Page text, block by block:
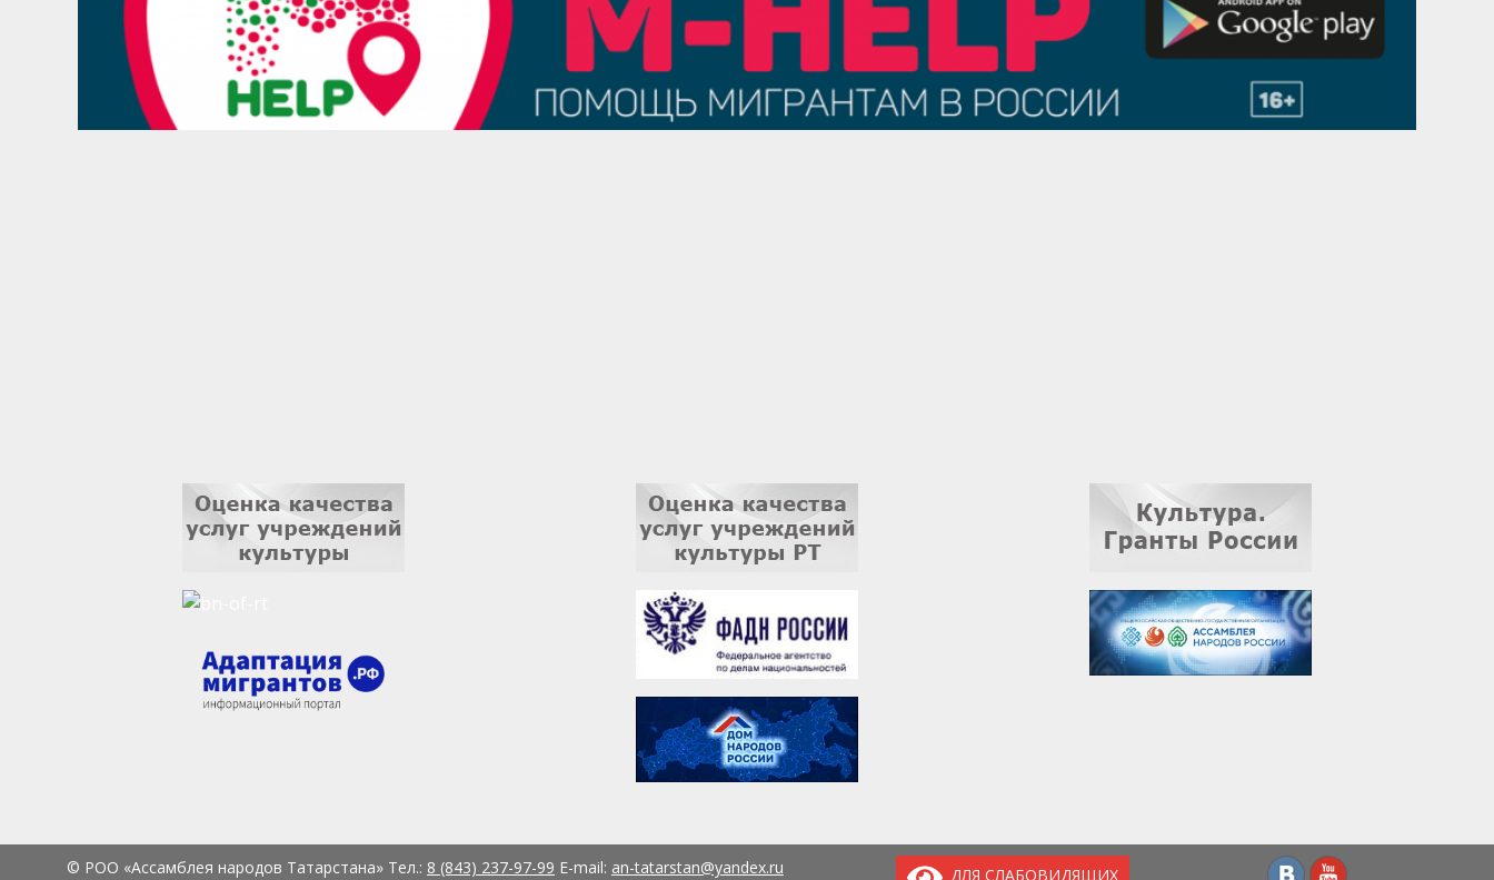
ДЛЯ СЛАБОВИДЯЩИХ
© РОО «Ассамблея народов Татарстана» Тел.: 8 (843) 237-97-99 E-mail: an-tatarstan@yandex.ru